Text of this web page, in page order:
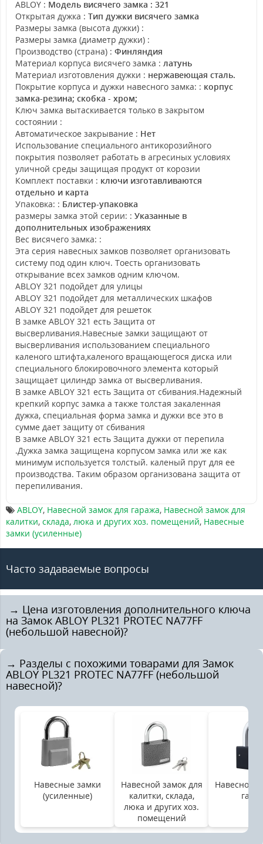
ABLOY : Модель висячего замка : 321
Открытая дужка : Тип дужки висячего замка
Размеры замка (высота дужки) :
Размеры замка (диаметр дужки) :
Производство (страна) : Финляндия
Материал корпуса висячего замка : латунь
Материал изготовления дужки : нержавеющая сталь.
Покрытие корпуса и дужки навесного замка: : корпуc
замка-резина; скобка - хром;
Ключ замка вытаскивается только в закрытом
состоянии :
Автоматическое закрывание : Нет
Использование специального антикорозийного
покрытия позволяет работать в агресиных условиях
уличной среды защищая продукт от корозии
Комплект поставки : ключи изготавливаются
отдельно и карта
Упаковка: : Блистер-упаковка
размеры замка этой серии: : Указанные в
дополнительных изображениях
Вес висячего замка: :
Эта серия навесных замков позволяет организовать
систему под один ключ. Тоесть организовать
открывание всех замков одним ключом.
ABLOY 321 подойдет для улицы
ABLOY 321 подойдет для металлических шкафов
ABLOY 321 подойдет для решеток
В замке ABLOY 321 есть Защита от
высверливания.Навесные замки защищают от
высверливания использованием специального
каленого штифта,каленого вращающегося диска или
специального блокировочного элемента который
защищает цилиндр замка от высверливания.
В замке ABLOY 321 есть Защита от сбивания.Надежный
крепкий корпус замка а также толстая закаленная
дужка, специальная форма замка и дужки все это в
сумме дает защиту от сбивания
В замке ABLOY 321 есть Защита дужки от перепила
.Дужка замка защищена корпусом замка или же как
минимум используется толстый. каленый прут для ее
производства. Таким образом организована защита от
перепиливания.
ABLOY, Навесной замок для гаража, Навесной замок для
калитки, склада, люка и других хоз. помещений, Навесные
замки (усиленные)
Часто задаваемые вопросы
️ → Цена изготовления дополнительного ключа
на Замок ABLOY PL321 PROTEC NA77FF
(небольшой навесной)?
→ Разделы с похожими товарами для Замок
ABLOY PL321 PROTEC NA77FF (небольшой
навесной)?
Навесные замки
(усиленные)
Навесной замок для
калитки, склада,
люка и других хоз.
помещений
Навесной